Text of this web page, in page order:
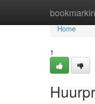
Home
Home
1